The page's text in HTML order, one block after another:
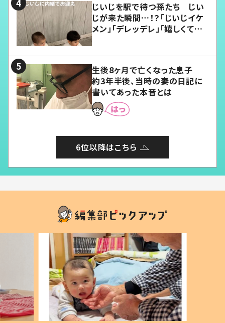
じいじを駅で待つ孫たち じい
じが来た瞬間…！？「じいじイケ
メン」「デレッデレ」「嬉しくて可
生後8ヶ月で亡くなった息子
約3年半後、当時の妻の日記に
書いてあった本音とは
6位以降はこちら